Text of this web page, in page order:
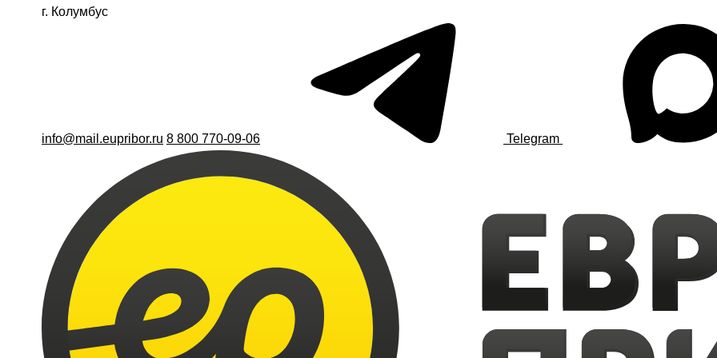
г. Колумбус
info@mail.eupribor.ru 8 800 770-09-06 Telegram